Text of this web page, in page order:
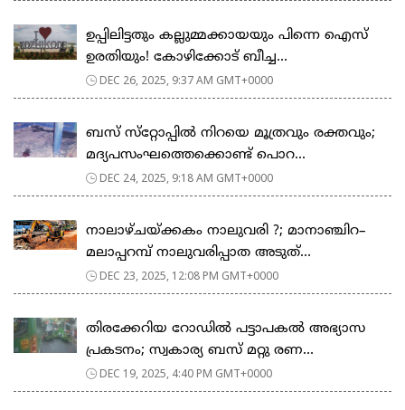
ഉപ്പിലിട്ടതും കല്ലുമ്മക്കായയും പിന്നെ ഐസ്
ഉരതിയും! കോഴിക്കോട് ബീച്ച...
DEC 26, 2025, 9:37 AM GMT+0000
ബസ് സ്‌റ്റോപ്പില്‍ നിറയെ മൂത്രവും രക്തവും;
മദ്യപസംഘത്തെക്കൊണ്ട് പൊറ...
DEC 24, 2025, 9:18 AM GMT+0000
നാലാഴ്ചയ്ക്കകം നാലുവരി ?; മാനാഞ്ചിറ–
മലാപ്പറമ്പ് നാലുവരിപ്പാത അടുത്...
DEC 23, 2025, 12:08 PM GMT+0000
തിരക്കേറിയ റോഡില്‍ പട്ടാപകല്‍ അഭ്യാസ
പ്രകടനം; സ്വകാര്യ ബസ് മറ്റു രണ...
DEC 19, 2025, 4:40 PM GMT+0000